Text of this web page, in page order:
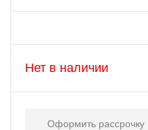
Нет в наличии
Оформить рассрочку